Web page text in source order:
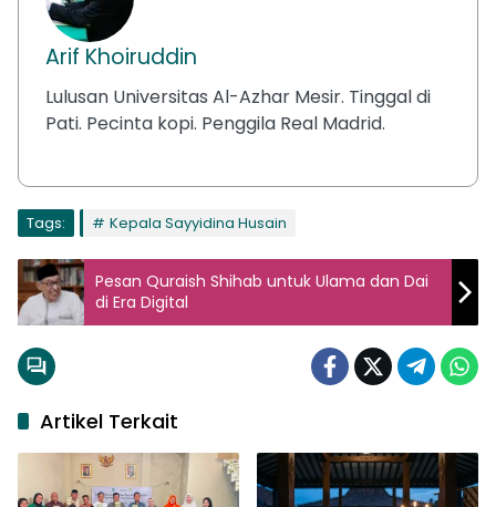
Arif Khoiruddin
Lulusan Universitas Al-Azhar Mesir. Tinggal di
Pati. Pecinta kopi. Penggila Real Madrid.
Tags: Kepala Sayyidina Husain
Pesan Quraish Shihab untuk Ulama dan Dai
di Era Digital
Artikel Terkait